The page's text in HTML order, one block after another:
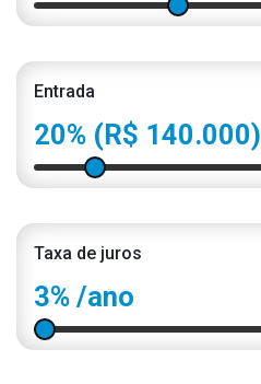
Entrada
20% (R$ 140.000)
Taxa de juros
3% /ano